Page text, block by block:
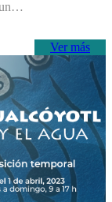
un…
Ver más